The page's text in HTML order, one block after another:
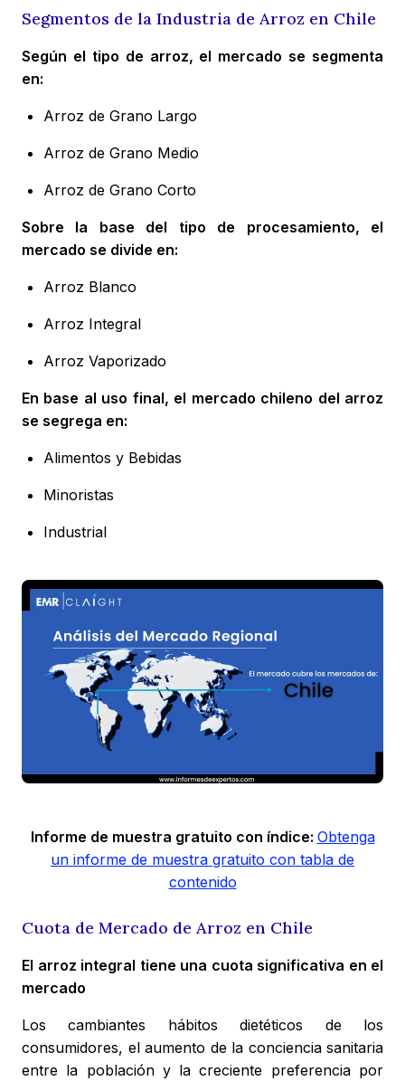
Segmentos de la Industria de Arroz en Chile
Según el tipo de arroz, el mercado se segmenta
en:
Arroz de Grano Largo
Arroz de Grano Medio
Arroz de Grano Corto
Sobre la base del tipo de procesamiento, el
mercado se divide en:
Arroz Blanco
Arroz Integral
Arroz Vaporizado
En base al uso final, el mercado chileno del arroz
se segrega en:
Alimentos y Bebidas
Minoristas
Industrial
Informe de muestra gratuito con índice: Obtenga
un informe de muestra gratuito con tabla de
contenido
Cuota de Mercado de Arroz en Chile
El arroz integral tiene una cuota significativa en el
mercado
Los cambiantes hábitos dietéticos de los
consumidores, el aumento de la conciencia sanitaria
entre la población y la creciente preferencia por